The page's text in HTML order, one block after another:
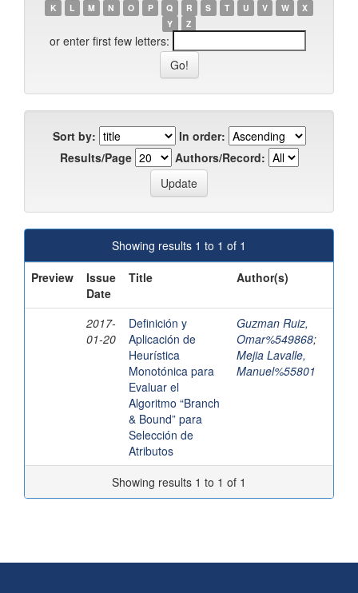
K
L M N O P Q R S T U V W
X
Y
Z
or enter first few letters:
Sort by:
In order:
Results/Page
Authors/Record:
Showing results 1 to 1 of 1
Preview
Issue
Date
Title Author(s)
2017-
01-20
Definición y
Aplicación de
Heurística
Monotónica para
Evaluar el
Algoritmo “Branch
& Bound” para
Selección de
Atributos
Guzman Ruiz,
Omar%549868;
Mejia Lavalle,
Manuel%55801
Showing results 1 to 1 of 1